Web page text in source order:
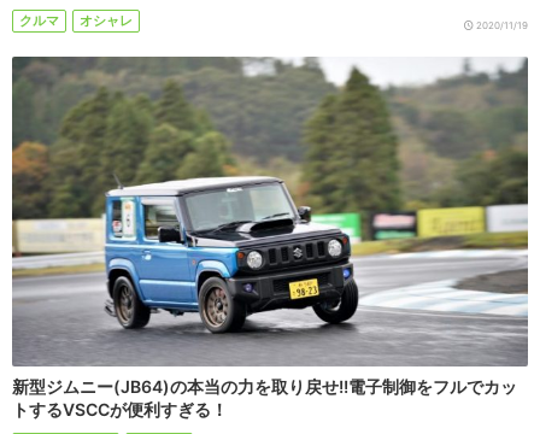
クルマ オシャレ 2020/11/19
新型ジムニー(JB64)の本当の力を取り戻せ!!電子制御をフルでカッ
トするVSCCが便利すぎる！